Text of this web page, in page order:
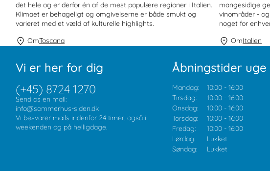
det hele og er derfor én af de mest populære regioner i Italien.
Klimaet er behageligt og omgivelserne er både smukt og
varieret med et væld af kulturelle highlights.
OmToscana
mangesidige
vinområder -
noget for
OmItalien
Vi er her for dig
(+45) 8724 1270
Send os en mail:
info@sommerhus-siden.dk
Vi besvarer mails indenfor 24 timer, også i
weekenden og på helligdage.
Åbningstider uge
Mandag: 10:00 - 16:00
Tirsdag:
10:00 - 16:00
Onsdag:
10:00 - 16:00
Torsdag:
10:00 - 16:00
Fredag:
10:00 - 16:00
Lørdag:
Lukket
Søndag:
Lukket